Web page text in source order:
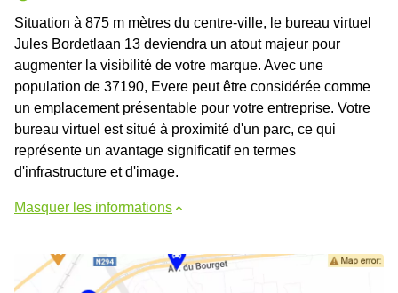
Situation à 875 m mètres du centre-ville, le bureau virtuel
Jules Bordetlaan 13 deviendra un atout majeur pour
augmenter la visibilité de votre marque. Avec une
population de 37190, Evere peut être considérée comme
un emplacement présentable pour votre entreprise. Votre
bureau virtuel est situé à proximité d'un parc, ce qui
représente un avantage significatif en termes
d'infrastructure et d'image.
Masquer les informations